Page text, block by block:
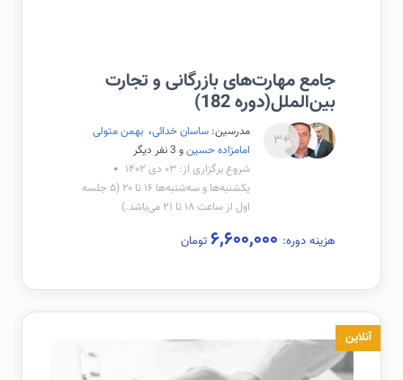
جامع مهارت‌های بازرگانی و تجارت
بین‌الملل(دوره 182)
+۳ مدرسین: ساسان خدائی، بهمن متولی
امامزاده حسینو 3 نفر دیگر
شروع برگزاری از: ۰۳ دی ۱۴۰۲
یکشنبه‌ها و سه‌شنبه‌ها ۱۶ تا ۲۰ (۵ جلسه
اول از ساعت ۱۸ تا ۲۱ می‌باشد.)
هزینه دوره: تومان
آنلاین